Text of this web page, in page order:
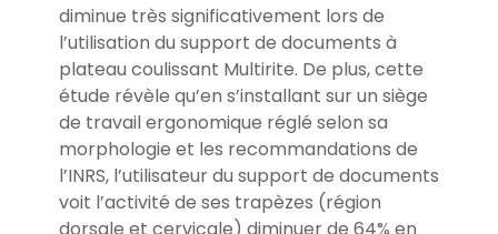
diminue très significativement lors de
l’utilisation du support de documents à
plateau coulissant Multirite. De plus, cette
étude révèle qu’en s’installant sur un siège
de travail ergonomique réglé selon sa
morphologie et les recommandations de
l’INRS, l’utilisateur du support de documents
voit l’activité de ses trapèzes (région